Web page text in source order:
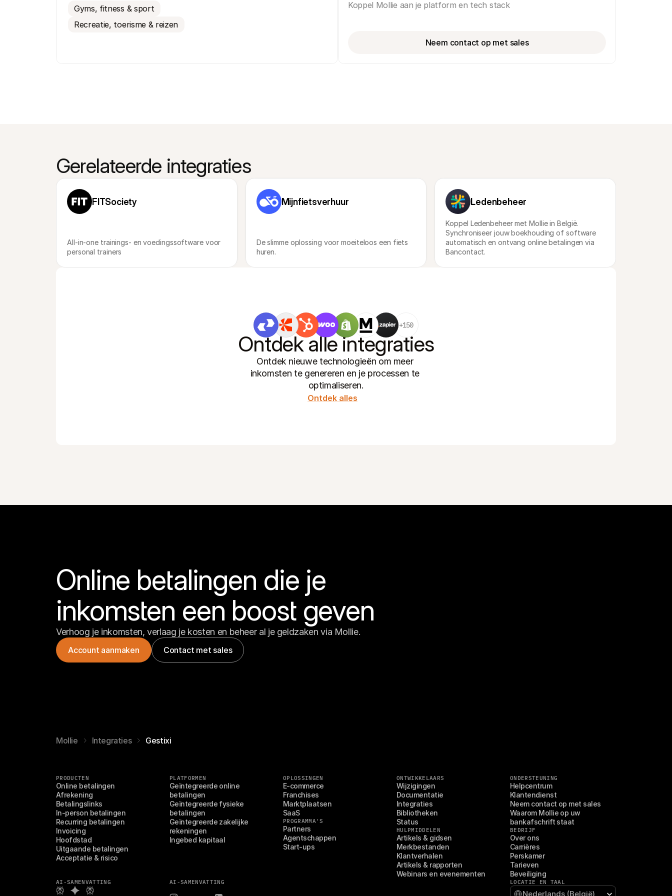
Gyms, fitness & sport
Recreatie, toerisme & reizen
Koppel Mollie aan je platform en tech stack
Neem contact op met sales
Gerelateerde integraties
FITSociety
All-in-one trainings- en voedingssoftware voor
personal trainers
Mijnfietsverhuur
De slimme oplossing voor moeiteloos een fiets
huren.
Ledenbeheer
Koppel Ledenbeheer met Mollie in België.
Synchroniseer jouw boekhouding of software
automatisch en ontvang online betalingen via
Bancontact.
+150
Ontdek alle integraties
Ontdek nieuwe technologieën om meer
inkomsten te genereren en je processen te
optimaliseren.
Ontdek alles
Online betalingen die je
inkomsten een boost geven
Verhoog je inkomsten, verlaag je kosten en beheer al je geldzaken via Mollie.
Account aanmaken Contact met sales
Mollie Integraties Gestixi
PRODUCTEN
Online betalingen
Afrekening
Betalingslinks
In-person betalingen
Recurring betalingen
Invoicing
Hoofdstad
Uitgaande betalingen
Acceptatie & risico
PLATFORMEN
Geïntegreerde online
betalingen
Geïntegreerde fysieke
betalingen
Geïntegreerde zakelijke
rekeningen
Ingebed kapitaal
OPLOSSINGEN
E-commerce
Franchises
Marktplaatsen
SaaS
PROGRAMMA'S
Partners
Agentschappen
Start-ups
ONTWIKKELAARS
Wijzigingen
Documentatie
Integraties
Bibliotheken
Status
HULPMIDDELEN
Artikels & gidsen
Merkbestanden
Klantverhalen
Artikels & rapporten
Webinars en evenementen
ONDERSTEUNING
Helpcentrum
Klantendienst
Neem contact op met sales
Waarom Mollie op uw
bankafschrift staat
BEDRIJF
Over ons
Carrières
Perskamer
Tarieven
Beveiliging
AI-SAMENVATTING AI-SAMENVATTING
LOCATIE EN TAAL
Select Language
Nederlands (België)